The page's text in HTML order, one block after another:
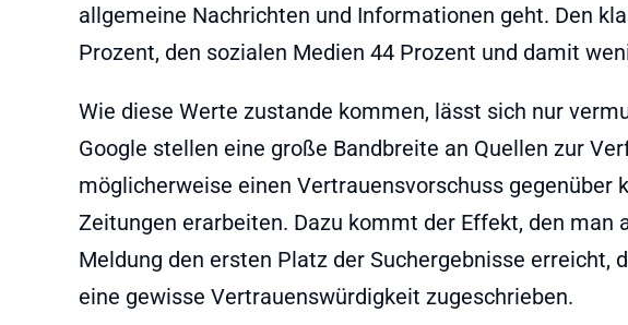
allgemeine Nachrichten und Informationen geht. Den
Prozent, den sozialen Medien 44 Prozent und damit
Wie diese Werte zustande kommen, lässt sich nur
Google stellen eine große Bandbreite an Quellen zur
möglicherweise einen Vertrauensvorschuss gegenüber
Zeitungen erarbeiten. Dazu kommt der Effekt, den man
Meldung den ersten Platz der Suchergebnisse erreicht,
eine gewisse Vertrauenswürdigkeit zugeschrieben.